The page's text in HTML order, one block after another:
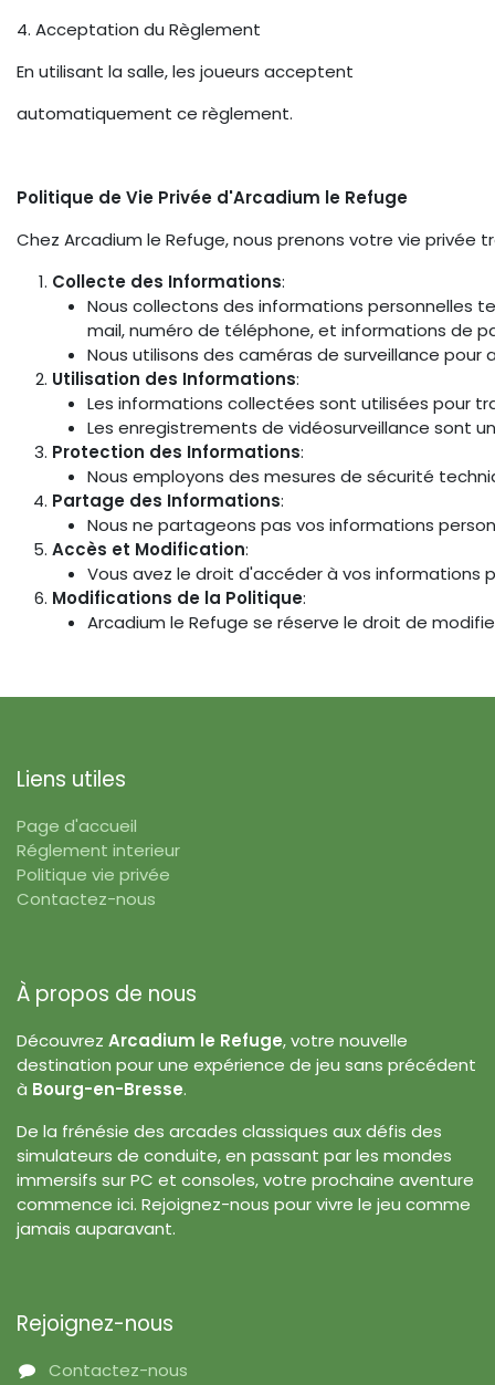
4. Acceptation du Règlement
En utilisant la salle, les joueurs acceptent
automatiquement ce règlement.
Politique de Vie Privée d'Arcadium le Refuge
Chez Arcadium le Refuge, nous prenons votre vie
Collecte des Informations:
Nous collectons des informations personnelles
mail, numéro de téléphone, et informations de
Nous utilisons des caméras de surveillance pour
Utilisation des Informations:
Les informations collectées sont utilisées pour
Les enregistrements de vidéosurveillance sont
Protection des Informations:
Nous employons des mesures de sécurité
Partage des Informations:
Nous ne partageons pas vos informations
Accès et Modification:
Vous avez le droit d'accéder à vos
Modifications de la Politique:
Arcadium le Refuge se réserve le droit de
Liens utiles
Page d'accueil
Réglement interieur
Politique vie privée
Contactez-nous
À propos de nous
Découvrez Arcadium le Refuge, votre nouvelle
destination pour une expérience de jeu sans précédent
à Bourg-en-Bresse.
De la frénésie des arcades classiques aux défis des
simulateurs de conduite, en passant par les mondes
immersifs sur PC et consoles, votre prochaine aventure
commence ici. Rejoignez-nous pour vivre le jeu comme
jamais auparavant.
Rejoignez-nous
Contactez-nous